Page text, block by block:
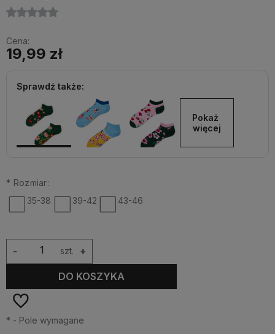
Cena:
19,99 zł
Sprawdź także:
Pokaż
więcej
* Rozmiar:
35-38
39-42 43-46
szt. +
-
DO KOSZYKA
* - Pole wymagane